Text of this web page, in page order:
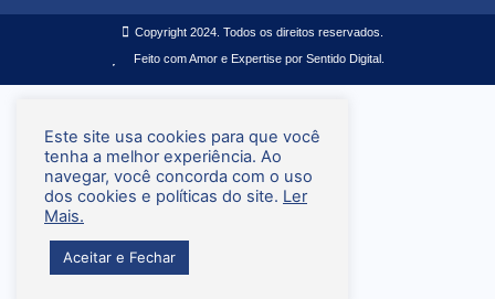
Copyright 2024. Todos os direitos reservados.
Feito com Amor e Expertise por Sentido Digital.
Este site usa cookies para que você
tenha a melhor experiência. Ao
navegar, você concorda com o uso
dos cookies e políticas do site. Ler
Mais.
Aceitar e Fechar